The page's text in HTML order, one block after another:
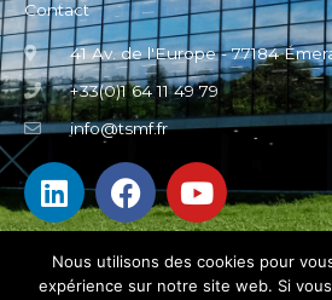
Nous utilisons des cookies pour
expérience sur notre site web. Si